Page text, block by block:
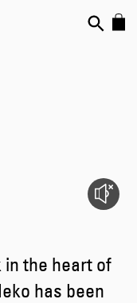
the heart of
has been